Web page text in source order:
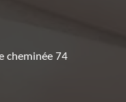
cheminée 74